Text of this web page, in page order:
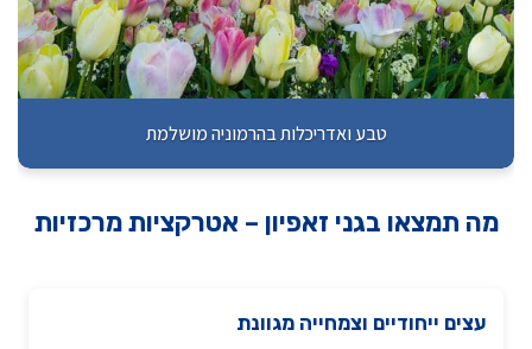
טבע ואדריכלות בהרמוניה מושלמת
מה תמצאו בגני זאפיון – אטרקציות מרכזיות
עצים ייחודיים וצמחייה מגוונת